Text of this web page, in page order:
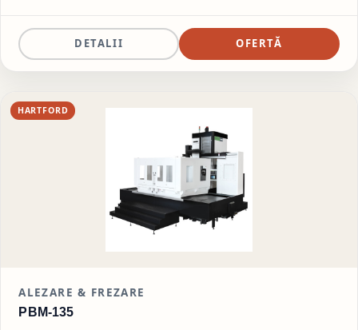
DETALII OFERTĂ
HARTFORD
ALEZARE & FREZARE
PBM-135